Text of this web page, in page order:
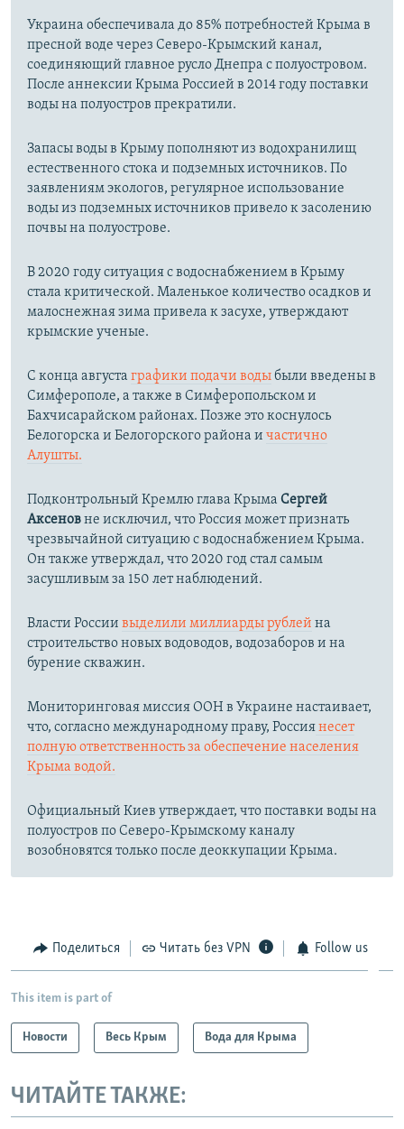
Украина обеспечивала до 85% потребностей Крыма в
пресной воде через Северо-Крымский канал,
соединяющий главное русло Днепра с полуостровом.
После аннексии Крыма Россией в 2014 году поставки
воды на полуостров прекратили.
Запасы воды в Крыму пополняют из водохранилищ
естественного стока и подземных источников. По
заявлениям экологов, регулярное использование
воды из подземных источников привело к засолению
почвы на полуострове.
В 2020 году ситуация с водоснабжением в Крыму
стала критической. Маленькое количество осадков и
малоснежная зима привела к засухе, утверждают
крымские ученые.
С конца августа графики подачи водыбыли введены в
Симферополе, а также в Симферопольском и
Бахчисарайском районах. Позже это коснулось
Белогорска и Белогорского района и частично
Алушты.
Подконтрольный Кремлю глава Крыма Сергей
Аксеновне исключил, что Россия может признать
чрезвычайной ситуацию с водоснабжением Крыма.
Он также утверждал, что 2020 год стал самым
засушливым за 150 лет наблюдений.​
Власти России выделили миллиарды рублей на
строительство новых водоводов, водозаборов и на
бурение скважин.
Мониторинговая миссия ООН в Украине настаивает,
что, согласно международному праву, Россиянесет
полную ответственность за обеспечение населения
Крыма водой.
Официальный Киев утверждает, что поставки воды на
полуостров по Северо-Крымскому каналу
возобновятся только после деоккупации Крыма.
Поделиться Читать без VPN Follow us
This item is part of
Новости Весь Крым Вода для Крыма
ЧИТАЙТЕ ТАКЖЕ: